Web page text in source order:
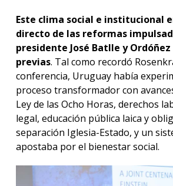
Este clima social e institucional
directo de las reformas
presidente José Batlle y Ordóñez
previas. Tal como recordó
conferencia, Uruguay había
proceso transformador con
Ley de las Ocho Horas, derechos
legal, educación pública laica y
separación Iglesia-Estado, y un
apostaba por el bienestar social.